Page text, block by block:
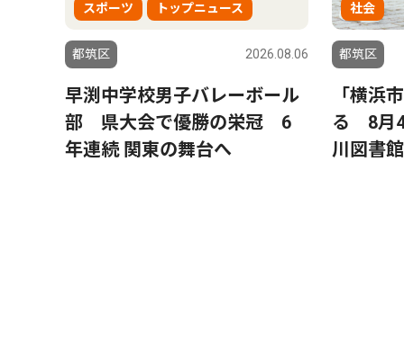
スポーツ トップニュース
都筑区 2026.08.06
早渕中学校男子バレーボール
部 県大会で優勝の栄冠 6
年連続 関東の舞台へ
社会
都筑区
「横浜
る 8月4
川図書